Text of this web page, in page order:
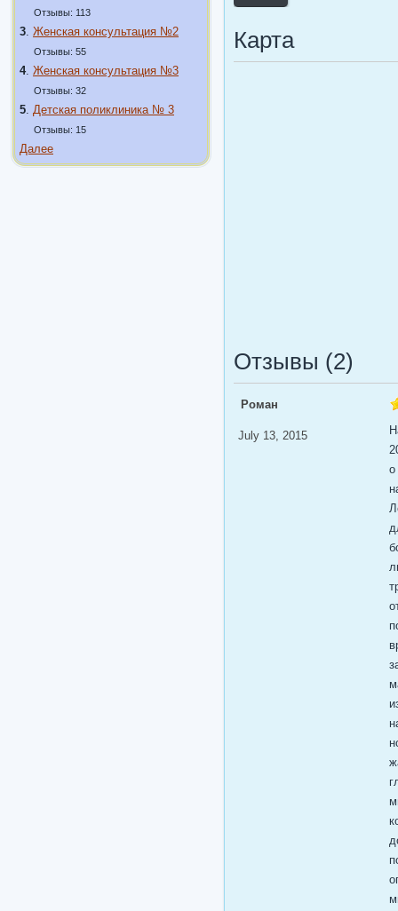
Отзывы: 113
3 Женская консультация №2
Отзывы: 55
4. Женская консультация №3
Отзывы: 32
5 Детская поликлиника № 3
Отзывы: 15
Далее
Карта
Отзывы (2)
Роман
July 13, 2015
о